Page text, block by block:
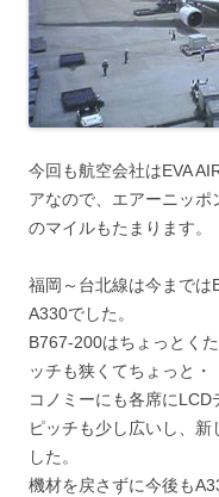
今回も航空会社はEVA
アなので、エアーニッ
のマイルもたまります。
福岡～台北線は今まで
A330でした。
B767-200はちょっとく
ッチも狭くてちょっと
コノミーにも各席に
ピッチも少し広いし、
した。
機材を戻さずに今後も